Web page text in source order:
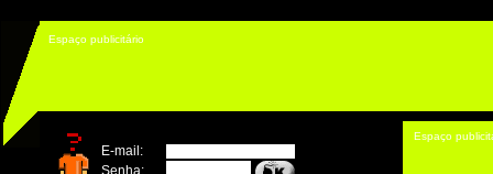
Espaço publicitário
Espaço